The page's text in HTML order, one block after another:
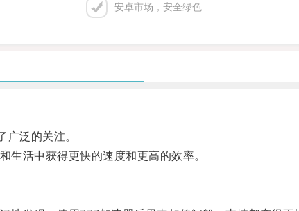
安卓市场，安全绿色
泛的关注。
活中获得更快的速度和更高的效率。